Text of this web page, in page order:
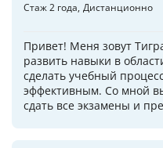
Стаж 2 года Дистанционно
Привет! Меня зовут
развить навыки в
сделать учебный
эффективным. Со мной
сдать все экзамены и